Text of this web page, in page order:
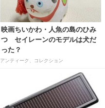
映画ちいかわ・人魚の島のひみ
つ セイレーンのモデルは犬だ
った？
アンティーク、コレクション